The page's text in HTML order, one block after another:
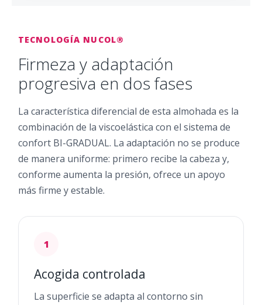
TECNOLOGÍA NUCOL®
Firmeza y adaptación
progresiva en dos fases
La característica diferencial de esta almohada es la
combinación de la viscoelástica con el sistema de
confort BI-GRADUAL. La adaptación no se produce
de manera uniforme: primero recibe la cabeza y,
conforme aumenta la presión, ofrece un apoyo
más firme y estable.
1
Acogida controlada
La superficie se adapta al contorno sin